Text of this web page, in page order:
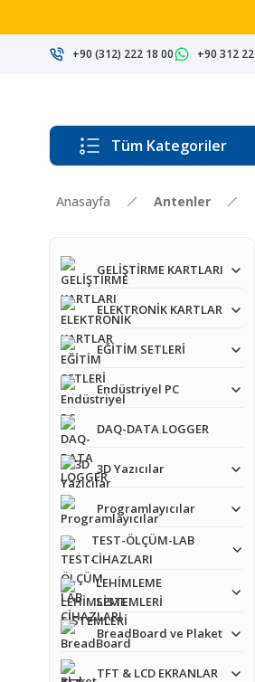
+90 (312) 222 18 00 +90 312
Tüm Kategoriler
Anasayfa Antenler
GELİŞTİRME KARTLARI
ELEKTRONİK KARTLAR
EĞİTİM SETLERİ
Endüstriyel PC
DAQ-DATA LOGGER
3D Yazıcılar
Programlayıcılar
TEST-ÖLÇÜM-LAB
CİHAZLARI
LEHİMLEME
SİSTEMLERİ
BreadBoard ve Plaket
TFT & LCD EKRANLAR